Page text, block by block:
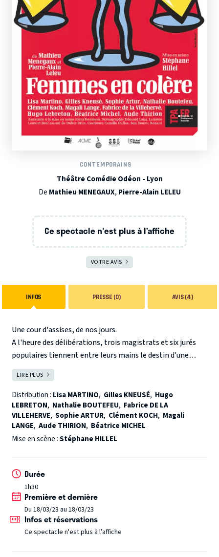
CONTEMPORAINS
Théâtre Comédie Odéon - Lyon
De Mathieu MENEGAUX, Pierre-Alain LELEU
Ce spectacle n'est plus à l’affiche
VOTRE AVIS
INFOS PRESSE (0) AVIS (4)
Une cour d'assises, de nos jours.
A l'heure des délibérations, trois magistrats et six jurés
populaires tiennent entre leurs mains le destin d'une
femme. Une femme qui a avoué son crime, et qui pourtant
réclame justice.
Neuf hommes et femmes en colère vont devoir choisir
entre punition et pardon.
Une pièce tirée du roman à succès de Mathieu
Grasset et deux fois adapté pour France Télévisions.
Une coproduction : La Pépinière Théâtre, Acmé, Atelier
Théâtre Actuel, Matrioshka Productions, Sésam'Prod et 984
Productions
LIRE PLUS
Distribution : Lisa MARTINO, Gilles KNEUSÉ, Hugo
LEBRETON, Nathalie BOUTEFEU, Fabrice DE LA
VILLEHERVE, Sophie ARTUR, Clément KOCH, Magali
LANGE, Aude THIRION, Béatrice MICHEL
Mise en scène :Stéphane HILLEL
Durée
1h30
Première et dernière
Du 18/03/23 au 18/03/23
Infos et réservations
Ce spectacle n'est plus à l’affiche